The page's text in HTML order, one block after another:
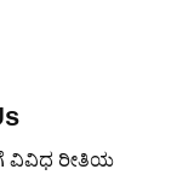
ವಿವಿಧ ರೀತಿಯ